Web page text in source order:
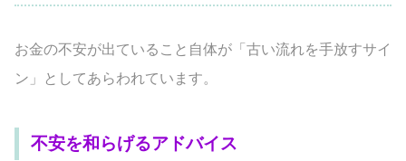
お金の不安が出ていること自体が「古い流れを手放すサイ
ン」としてあらわれています。
不安を和らげるアドバイス